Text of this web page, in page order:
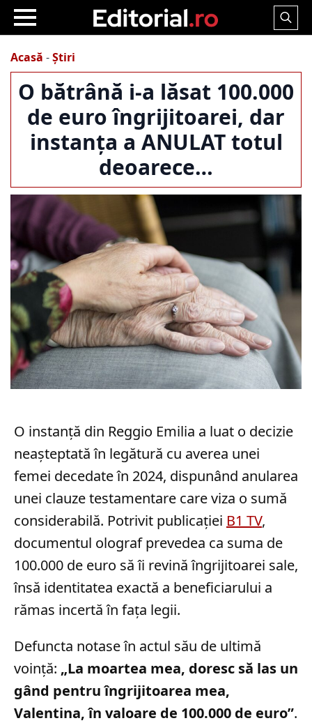
Search
Acasă -Știri
O bătrână i-a lăsat 100.000
de euro îngrijitoarei, dar
instanța a ANULAT totul
deoarece…
O instanță din Reggio Emilia a luat o decizie
neașteptată în legătură cu averea unei
femei decedate în 2024, dispunând anularea
unei clauze testamentare care viza o sumă
considerabilă. Potrivit publicației B1 TV,
documentul olograf prevedea ca suma de
100.000 de euro să îi revină îngrijitoarei sale,
însă identitatea exactă a beneficiarului a
rămas incertă în fața legii.
Defuncta notase în actul său de ultimă
voință: „La moartea mea, doresc să las un
gând pentru îngrijitoarea mea,
Valentina, în valoare de 100.000 de euro”.